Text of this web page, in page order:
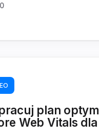
0
plan
Web Vitals